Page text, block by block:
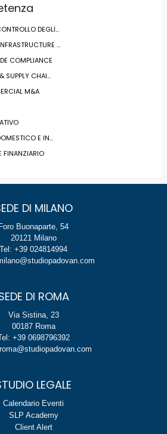
DEGLI...
...
COMPLIANCE
SUPPLY CHAI...
M&A
E IN...
FINANZIARIO
DI MILANO
Foro Buonaparte, 54
20121 Milano
Tel: +39 024814994
DI ROMA
Via Sistina, 23
00187 Roma
+39 0698796392
LEGALE
Calendario Eventi
SLP Academy
Client Alert